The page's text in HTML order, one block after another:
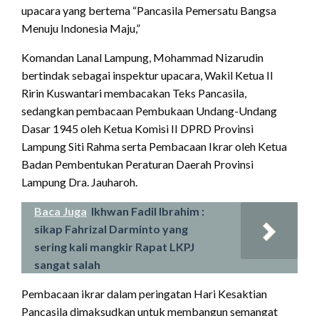
upacara yang bertema “Pancasila Pemersatu Bangsa
Menuju Indonesia Maju,”
Komandan Lanal Lampung, Mohammad Nizarudin
bertindak sebagai inspektur upacara, Wakil Ketua II
Ririn Kuswantari membacakan Teks Pancasila,
sedangkan pembacaan Pembukaan Undang-Undang
Dasar 1945 oleh Ketua Komisi II DPRD Provinsi
Lampung Siti Rahma serta Pembacaan Ikrar oleh Ketua
Badan Pembentukan Peraturan Daerah Provinsi
Lampung Dra. Jauharoh.
Baca Juga Ikhwan Fadil Ibrahim :
sikap Fahrizal Darminto yang
sering kali mangkir Rapat LKPJ
sangat salah
Pembacaan ikrar dalam peringatan Hari Kesaktian
Pancasila dimaksudkan untuk membangun semangat